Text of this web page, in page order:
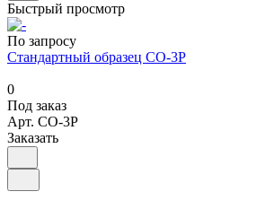
Быстрый просмотр
По запросу
Стандартный образец СО-3Р
0
Под заказ
Арт. СО-3Р
Заказать